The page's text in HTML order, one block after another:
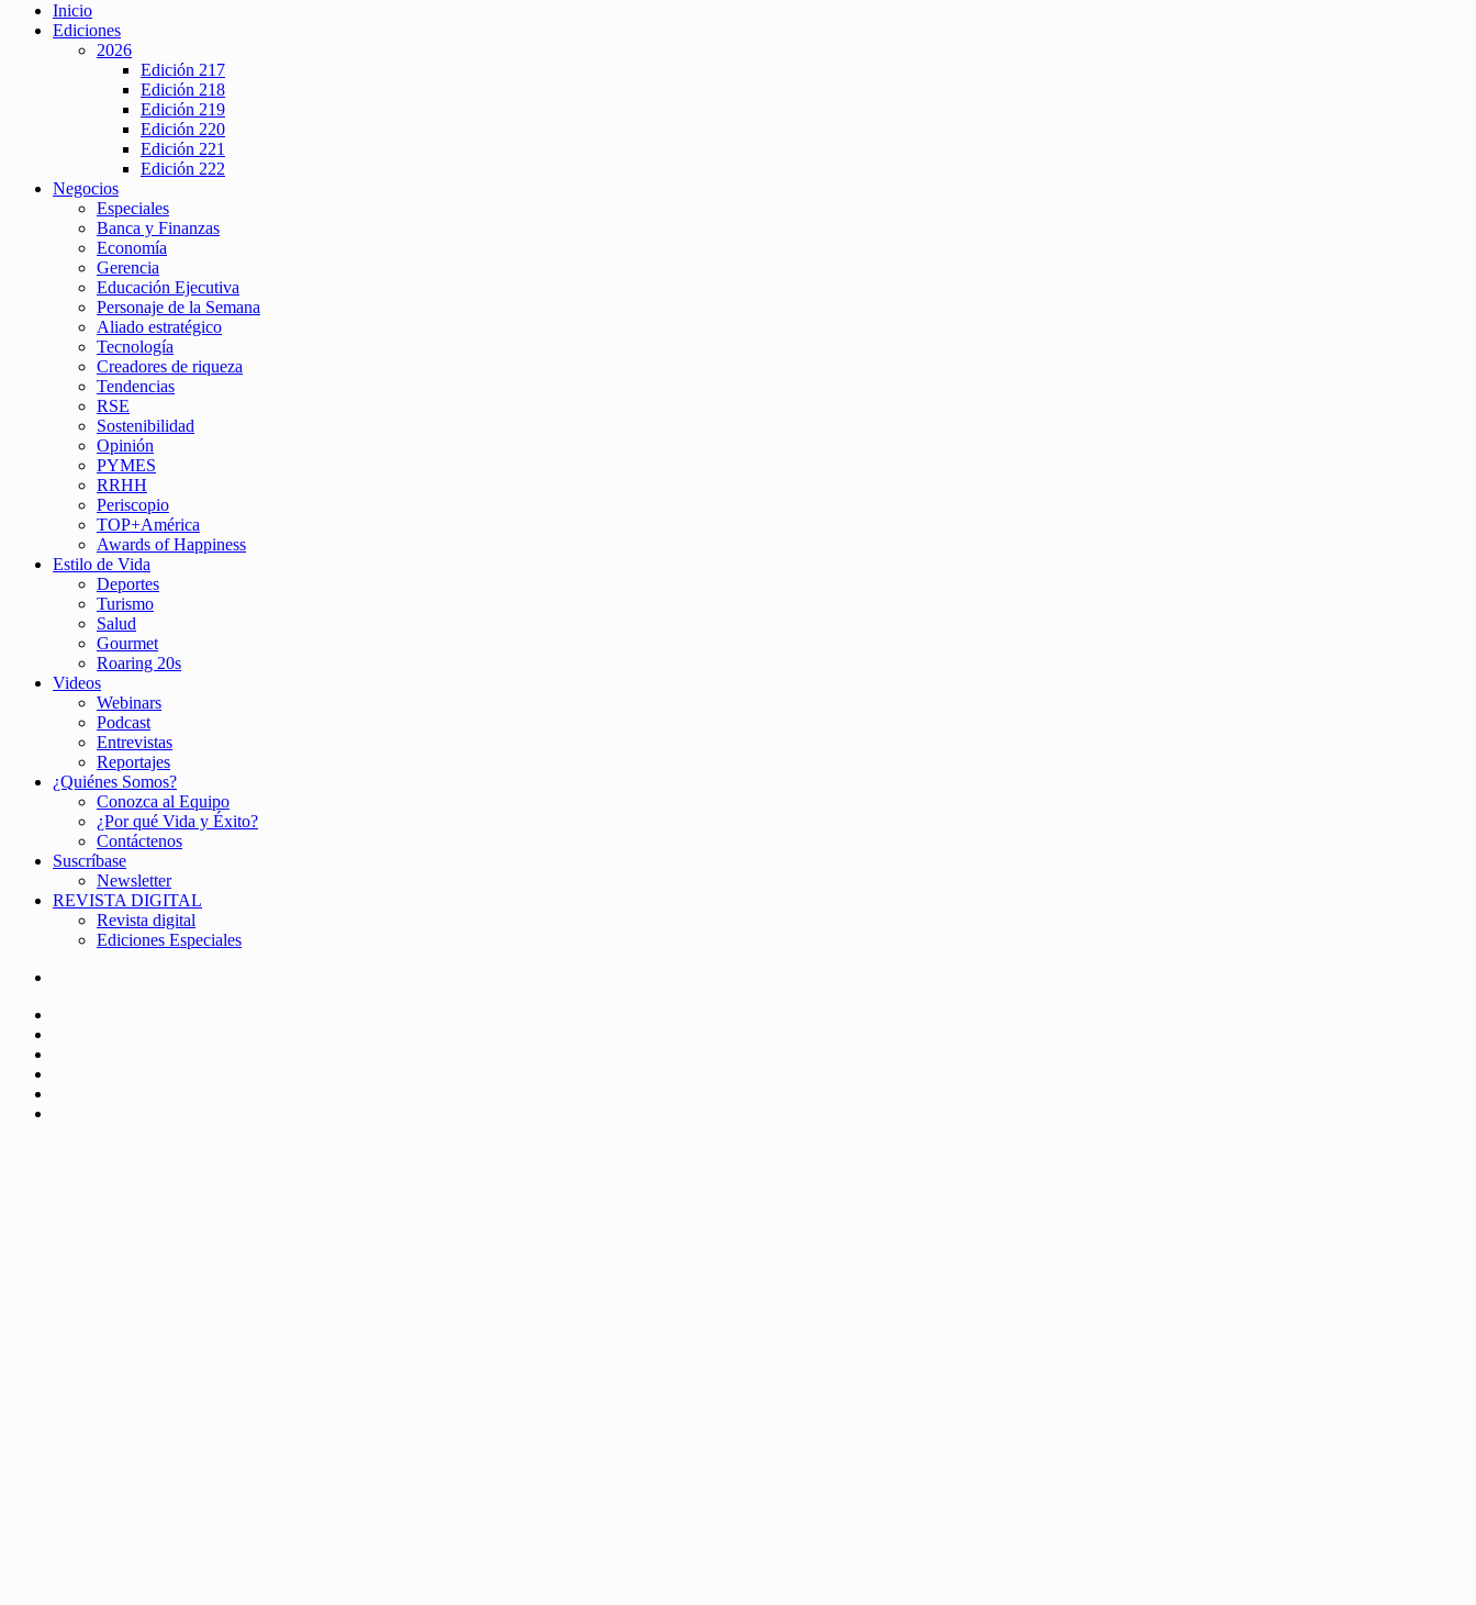
Inicio
Ediciones
2026
Edición 217
Edición 218
Edición 219
Edición 220
Edición 221
Edición 222
Negocios
Especiales
Banca y Finanzas
Economía
Gerencia
Educación Ejecutiva
Personaje de la Semana
Aliado estratégico
Tecnología
Creadores de riqueza
Tendencias
RSE
Sostenibilidad
Opinión
PYMES
RRHH
Periscopio
TOP+América
Awards of Happiness
Estilo de Vida
Deportes
Turismo
Salud
Gourmet
Roaring 20s
Videos
Webinars
Podcast
Entrevistas
Reportajes
¿Quiénes Somos?
Conozca al Equipo
¿Por qué Vida y Éxito?
Contáctenos
Suscríbase
Newsletter
REVISTA DIGITAL
Revista digital
Ediciones Especiales